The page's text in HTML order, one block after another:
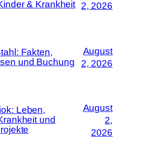
& Krankheit
2, 2026
Fakten,
und Buchung
August
2, 2026
Leben,
und
August
2,
2026